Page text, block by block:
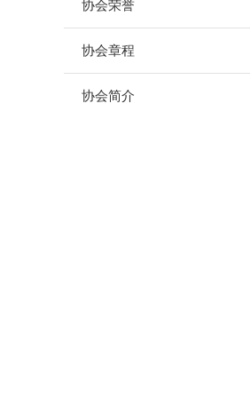
协会荣誉
协会章程
协会简介